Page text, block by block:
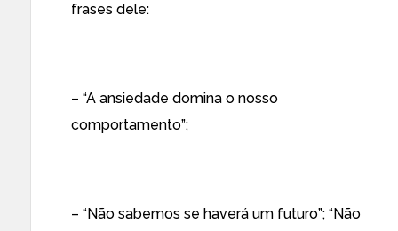
frases dele:
– “A ansiedade domina o nosso
comportamento”;
– “Não sabemos se haverá um futuro”; “Não